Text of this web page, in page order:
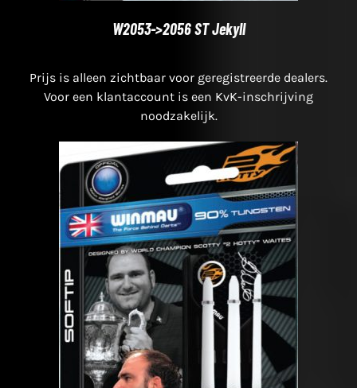
W2053->2056 ST Jekyll
Prijs is alleen zichtbaar voor geregistreerde dealers.
Voor een klantaccount is een KvK-inschrijving
noodzakelijk.